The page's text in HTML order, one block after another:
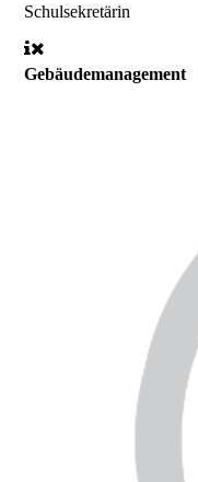
Schulsekretärin
Gebäudemanagement